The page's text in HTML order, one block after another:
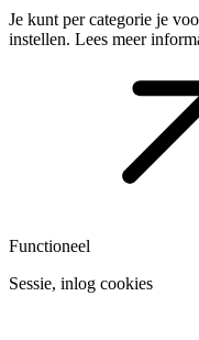
Je kunt per categorie je
instellen. Lees meer
Functioneel
Sessie, inlog cookies